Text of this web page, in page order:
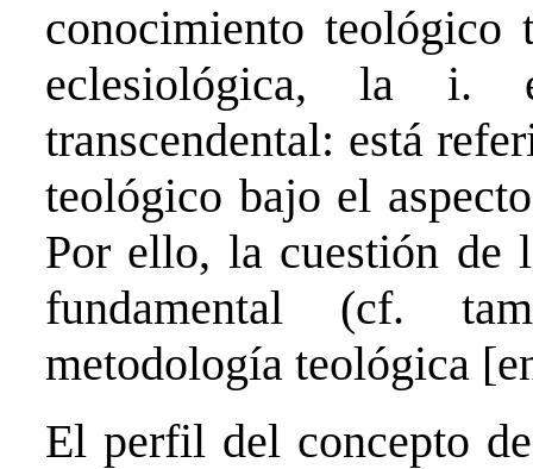
conocimiento teológico
eclesiológica, la i.
transcendental: está
teológico bajo el
Por ello, la cuestión de
fundamental (cf.
metodología teológica
El perfil del concepto